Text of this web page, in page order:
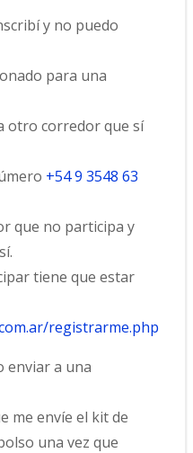
y no puedo
para una
otro corredor que sí
+54 9 3548 63
que no participa y
tiene que estar
registrarme.php
enviar a una
me envíe el kit de
una vez que